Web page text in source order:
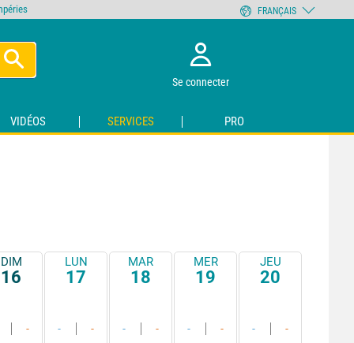
Se connecter
VIDÉOS SERVICES PRO
DIM
16
-
LUN
17
- -
MAR
18
- -
MER
19
- -
JEU
20
- -
FRANÇAIS